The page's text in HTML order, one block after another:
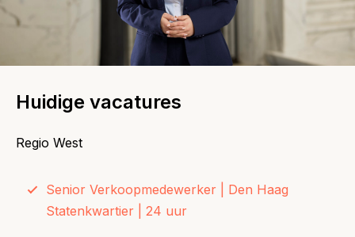
Huidige vacatures
Regio West
Senior Verkoopmedewerker | Den Haag
Statenkwartier | 24 uur